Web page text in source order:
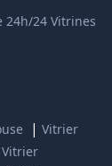
24h/24 Vitrines
| Vitrier
Vitrier